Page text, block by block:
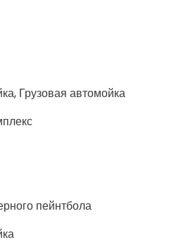
Грузовая автомойка
пейнтбола